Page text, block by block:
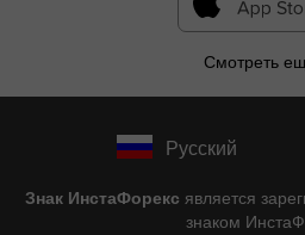
Смотреть
Русский
Знак ИнстаФорекс является
знаком